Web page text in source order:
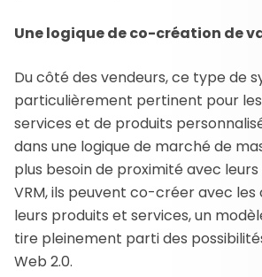
Une logique de co-création de
Du côté des vendeurs, ce type de
particulièrement pertinent pour
services et de produits
dans une logique de marché de
plus besoin de proximité avec
VRM, ils peuvent co-créer avec
leurs produits et services, un
tire pleinement parti des
Web 2.0.